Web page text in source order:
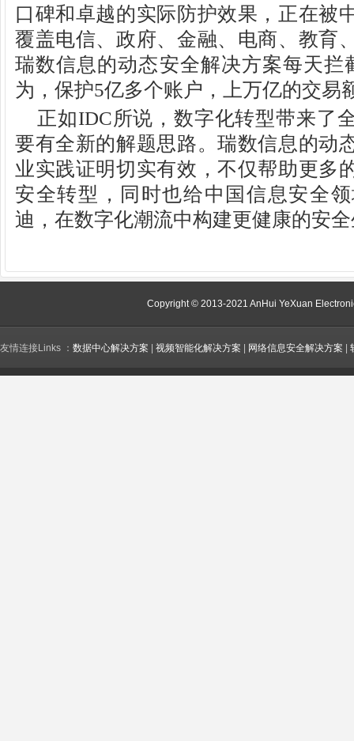
口碑和卓越的实际防护效果，正在被
覆盖电信、政府、金融、电商、教育
瑞数信息的动态安全解决方案每天拦
为，保护5亿多个账户，上万亿的交易
正如IDC所说，数字化转型带来了
要有全新的解题思路。瑞数信息的动
业实践证明切实有效，不仅帮助更多
安全转型，同时也给中国信息安全
迪，在数字化潮流中构建更健康的安
Copyright © 2013-2021 AnHui YeXuan
友情连接Links ： 数据中心解决方案 视频智能化解决方案 网络信息安全解决方案